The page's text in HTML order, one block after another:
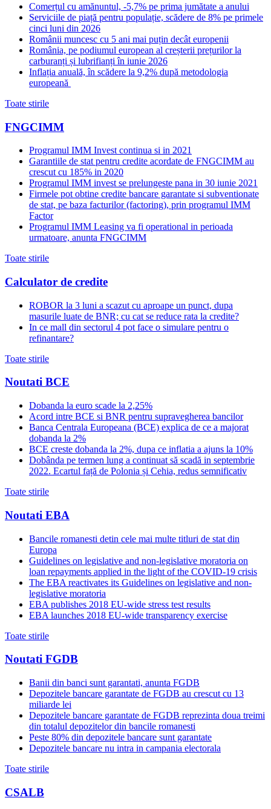
Comerțul cu amănuntul, -5,7% pe prima jumătate a anului
Serviciile de piață pentru populație, scădere de 8% pe primele
cinci luni din 2026
Românii muncesc cu 5 ani mai puțin decât europenii
România, pe podiumul european al creșterii prețurilor la
carburanți și lubrifianți în iunie 2026
Inflația anuală, în scădere la 9,2% după metodologia
europeană
Toate stirile
FNGCIMM
Programul IMM Invest continua si in 2021
Garantiile de stat pentru credite acordate de FNGCIMM au
crescut cu 185% in 2020
Programul IMM invest se prelungeste pana in 30 iunie 2021
Firmele pot obtine credite bancare garantate si subventionate
de stat, pe baza facturilor (factoring), prin programul IMM
Factor
Programul IMM Leasing va fi operational in perioada
urmatoare, anunta FNGCIMM
Toate stirile
Calculator de credite
ROBOR la 3 luni a scazut cu aproape un punct, dupa
masurile luate de BNR; cu cat se reduce rata la credite?
In ce mall din sectorul 4 pot face o simulare pentru o
refinantare?
Toate stirile
Noutati BCE
Dobanda la euro scade la 2,25%
Acord intre BCE si BNR pentru supravegherea bancilor
Banca Centrala Europeana (BCE) explica de ce a majorat
dobanda la 2%
BCE creste dobanda la 2%, dupa ce inflatia a ajuns la 10%
Dobânda pe termen lung a continuat să scadă in septembrie
2022. Ecartul față de Polonia și Cehia, redus semnificativ
Toate stirile
Noutati EBA
Bancile romanesti detin cele mai multe titluri de stat din
Europa
Guidelines on legislative and non-legislative moratoria on
loan repayments applied in the light of the COVID-19 crisis
The EBA reactivates its Guidelines on legislative and non-
legislative moratoria
EBA publishes 2018 EU-wide stress test results
EBA launches 2018 EU-wide transparency exercise
Toate stirile
Noutati FGDB
Banii din banci sunt garantati, anunta FGDB
Depozitele bancare garantate de FGDB au crescut cu 13
miliarde lei
Depozitele bancare garantate de FGDB reprezinta doua treimi
din totalul depozitelor din bancile romanesti
Peste 80% din depozitele bancare sunt garantate
Depozitele bancare nu intra in campania electorala
Toate stirile
CSALB